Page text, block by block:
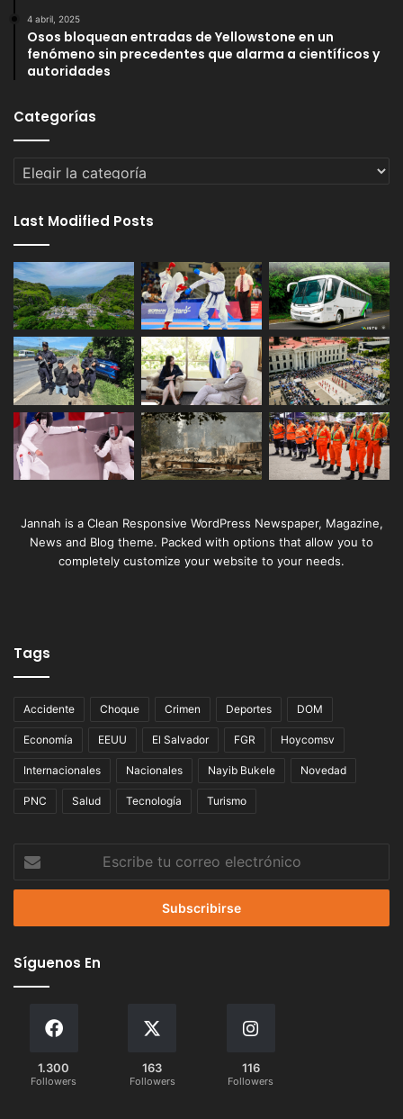
4 abril, 2025
Osos bloquean entradas de Yellowstone en un
fenómeno sin precedentes que alarma a científicos y
autoridades
Categorías
Categorías
Last Modified Posts
Jannah is a Clean Responsive WordPress Newspaper, Magazine,
News and Blog theme. Packed with options that allow you to
completely customize your website to your needs.
Tags
Accidente Choque Crimen Deportes DOM
Economía EEUU El Salvador FGR Hoycomsv
Internacionales Nacionales Nayib Bukele Novedad
PNC Salud Tecnología Turismo
Escribe
tu
correo
Síguenos En
1.300
Followers
163
Followers
116
Followers